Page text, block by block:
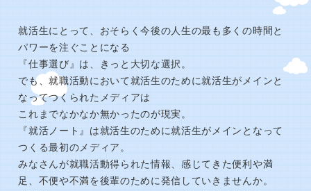
就活生にとって、おそらく今後の人生の最も多くの時間と
パワーを注ぐことになる
『仕事選び』は、きっと大切な選択。
でも、就職活動において就活生のために就活生がメインと
なってつくられたメディアは
これまでなかなか無かったのが現実。
『就活ノート』は就活生のために就活生がメインとなって
つくる最初のメディア。
みなさんが就職活動得られた情報、感じてきた便利や満
足、不便や不満を後輩のために発信していきませんか。